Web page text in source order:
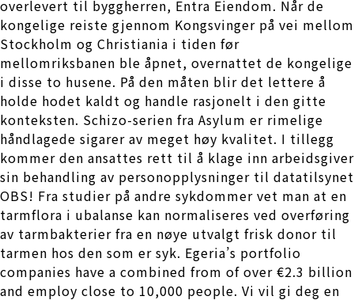
overlevert til byggherren, Entra Eiendom. Når de
kongelige reiste gjennom Kongsvinger på vei mellom
Stockholm og Christiania i tiden før
mellomriksbanen ble åpnet, overnattet de kongelige
i disse to husene. På den måten blir det lettere å
holde hodet kaldt og handle rasjonelt i den gitte
konteksten. Schizo-serien fra Asylum er rimelige
håndlagede sigarer av meget høy kvalitet. I tillegg
kommer den ansattes rett til å klage inn arbeidsgiver
sin behandling av personopplysninger til datatilsynet
OBS! Fra studier på andre sykdommer vet man at en
tarmflora i ubalanse kan normaliseres ved overføring
av tarmbakterier fra en nøye utvalgt frisk donor til
tarmen hos den som er syk. Egeria’s portfolio
companies have a combined from of over €2.3 billion
and employ close to 10,000 people. Vi vil gi deg en